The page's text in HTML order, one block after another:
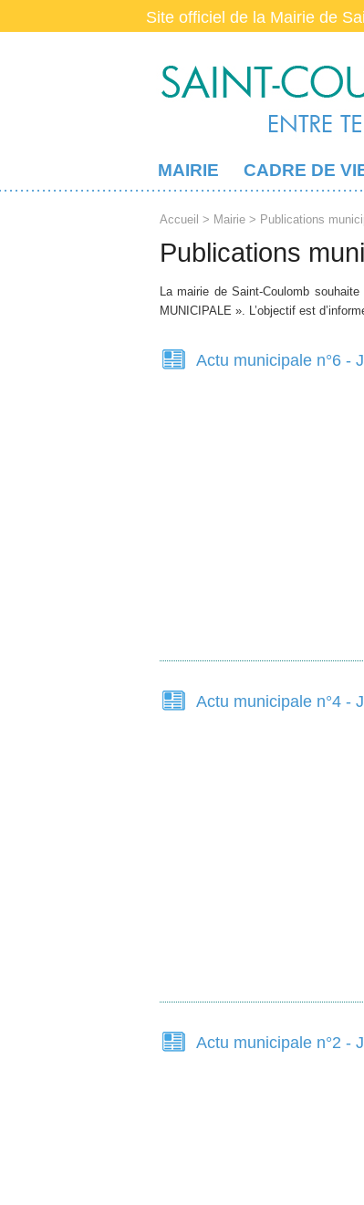
Site officiel de la Mairie de
MAIRIE CADRE DE
Accueil > Mairie > Publications
Publications
La mairie de Saint-Coulomb
MUNICIPALE ». L’objectif est
Actu municipale n°6 -
Actu municipale n°4 -
Actu municipale n°2 -